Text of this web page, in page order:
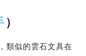
）
類似的雲石文具在